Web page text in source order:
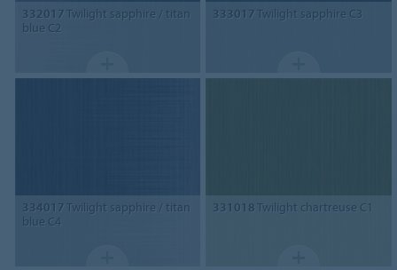
332017Twilight sapphire / titan
blue C2
333017Twilight sapphire C3
334017Twilight sapphire / titan
blue C4
331018Twilight chartreuse C1